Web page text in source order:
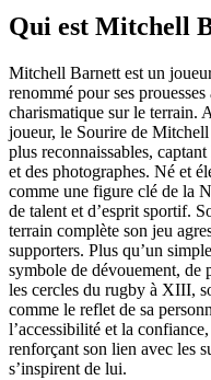
Qui est Mitchell
Mitchell Barnett est un
renommé pour ses
charismatique sur le terrain.
joueur, le Sourire de Mitchell
plus reconnaissables,
et des photographes. Né et
comme une figure clé de la
de talent et d’esprit sportif.
terrain complète son jeu
supporters. Plus qu’un
symbole de dévouement, de
les cercles du rugby à XIII,
comme le reflet de sa
l’accessibilité et la
renforçant son lien avec les
s’inspirent de lui.